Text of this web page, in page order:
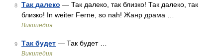
8 Так далеко — Так далеко, так близко! Так далеко, так
близко! In weiter Ferne, so nah! Жанр драма …
Википедия
9 Так будет — Так будет …
Википедия